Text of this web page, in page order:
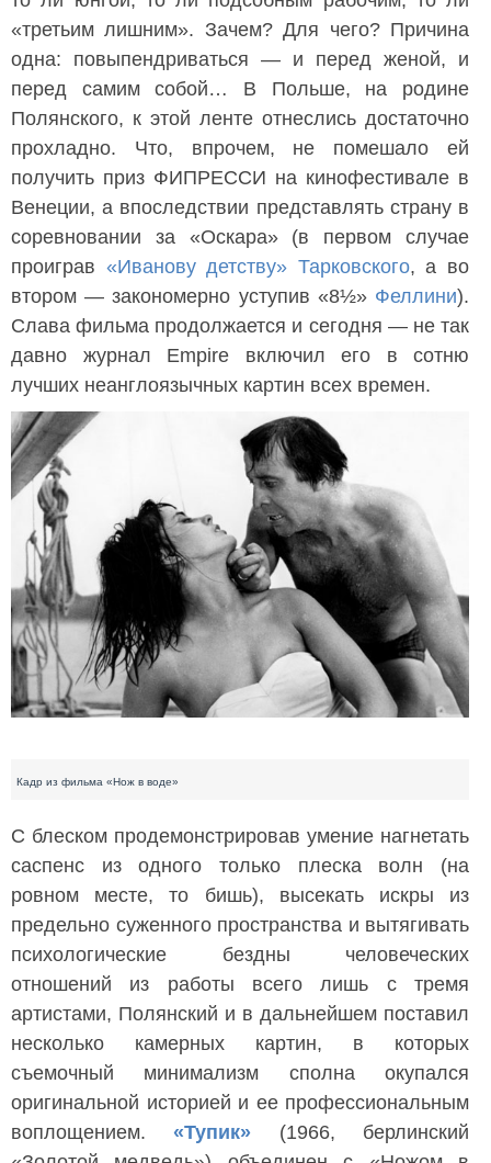
«третьим лишним». Зачем? Для чего? Причина
одна: повыпендриваться — и перед женой, и
перед самим собой… В Польше, на родине
Полянского, к этой ленте отнеслись достаточно
прохладно. Что, впрочем, не помешало ей
получить приз ФИПРЕССИ на кинофестивале в
Венеции, а впоследствии представлять страну в
соревновании за «Оскара» (в первом случае
проиграв «Иванову детству» Тарковского, а во
втором — закономерно уступив «8½» Феллини).
Слава фильма продолжается и сегодня — не так
давно журнал Empire включил его в сотню
лучших неанглоязычных картин всех времен.
Кадр из фильма «Нож в воде»
С блеском продемонстрировав умение нагнетать
саспенс из одного только плеска волн (на
ровном месте, то бишь), высекать искры из
предельно суженного пространства и вытягивать
психологические бездны человеческих
отношений из работы всего лишь с тремя
артистами, Полянский и в дальнейшем поставил
несколько камерных картин, в которых
съемочный минимализм сполна окупался
оригинальной историей и ее профессиональным
воплощением.«Тупик» (1966, берлинский